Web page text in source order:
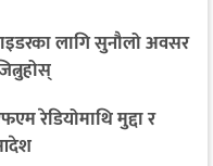
लागि सुनौलो अवसर
रेडियोमाथि मुद्दा र